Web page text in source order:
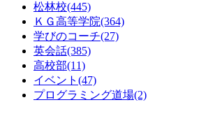
松林校(445)
ＫＧ高等学院(364)
学びのコーチ(27)
英会話(385)
高校部(11)
イベント(47)
プログラミング道場(2)